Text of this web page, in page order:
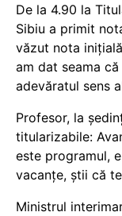
De la 4.90 la
Sibiu a primit
văzut nota
am dat seama
adevăratul sens
Profesor, la
titularizabile:
este programul,
vacanţe, știi că
Ministrul